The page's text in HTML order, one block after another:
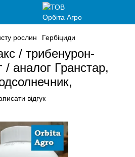
рослин Гербіциди
/ трибенурон-
/ аналог Гранстар,
відгук